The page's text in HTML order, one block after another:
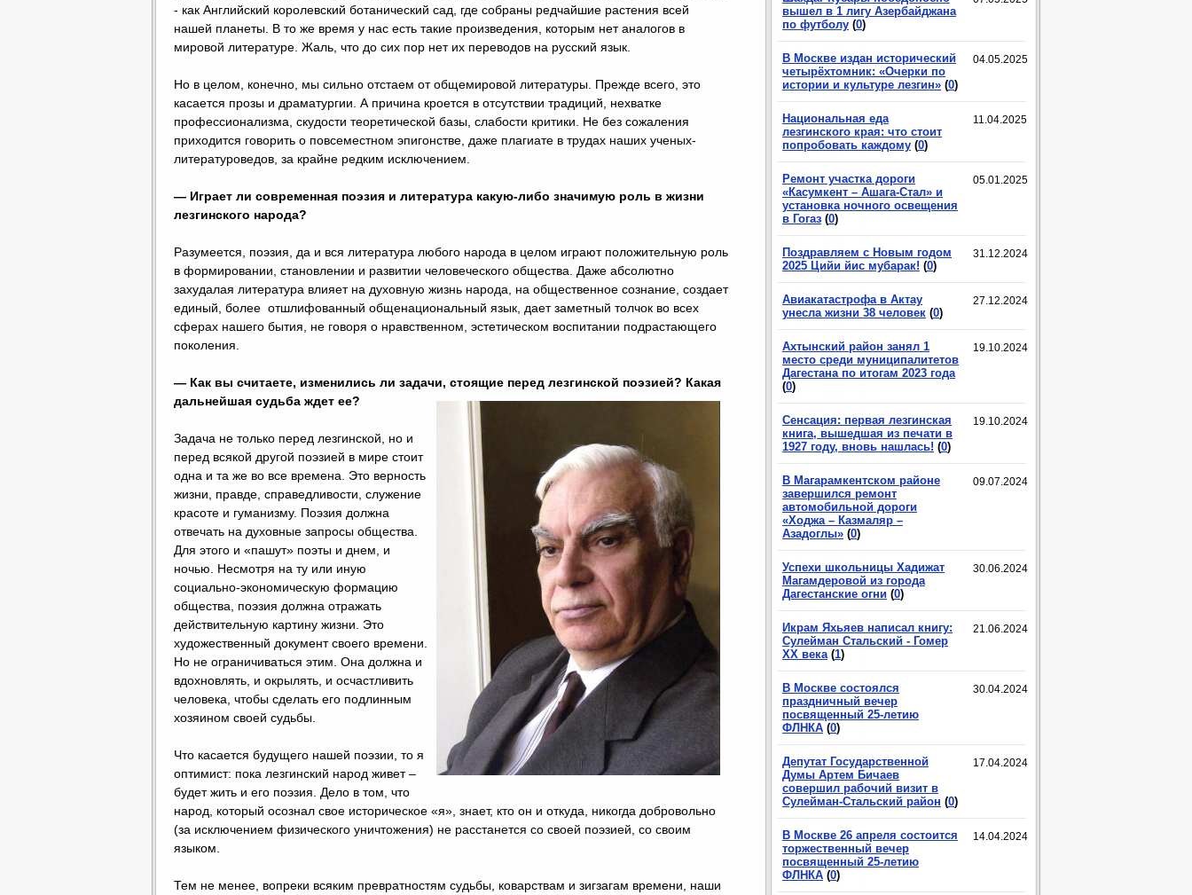
вышел в 1 лигу Азербайджана
по футболу (0)
04.05.2025
В Москве издан исторический
четырёхтомник: «Очерки по
истории и культуре лезгин» (0)
11.04.2025
Национальная еда
лезгинского края: что стоит
попробовать каждому (0)
05.01.2025
Ремонт участка дороги
«Касумкент – Ашага-Стал» и
установка ночного освещения
в Гогаз (0)
31.12.2024
Поздравляем с Новым годом
2025 Цийи йис мубарак! (0)
27.12.2024
Авиакатастрофа в Актау
унесла жизни 38 человек (0)
19.10.2024
Ахтынский район занял 1
место среди муниципалитетов
Дагестана по итогам 2023 года
(0)
19.10.2024
Сенсация: первая лезгинская
книга, вышедшая из печати в
1927 году, вновь нашлась! (0)
09.07.2024
В Магарамкентском районе
завершился ремонт
автомобильной дороги
«Ходжа – Казмаляр –
Азадоглы» (0)
30.06.2024
Успехи школьницы Хадижат
Магамдеровой из города
Дагестанские огни (0)
21.06.2024
Икрам Яхьяев написал книгу:
Сулейман Стальский - Гомер
XX века (1)
30.04.2024
В Москве состоялся
праздничный вечер
посвященный 25-летию
ФЛНКА (0)
17.04.2024
Депутат Государственной
Думы Артем Бичаев
совершил рабочий визит в
Сулейман-Стальский район (0)
14.04.2024
В Москве 26 апреля состоится
торжественный вечер
посвященный 25-летию
ФЛНКА (0)
- как Английский королевский ботанический сад, где собраны редчайшие растения всей
нашей планеты. В то же время у нас есть такие произведения, которым нет аналогов в
мировой литературе. Жаль, что до сих пор нет их переводов на русский язык.
Но в целом, конечно, мы сильно отстаем от общемировой литературы. Прежде всего, это
касается прозы и драматургии. А причина кроется в отсутствии традиций, нехватке
профессионализма, скудости теоретической базы, слабости критики. Не без сожаления
приходится говорить о повсеместном эпигонстве, даже плагиате в трудах наших ученых-
литературоведов, за крайне редким исключением.
— Играет ли современная поэзия и литература какую-либо значимую роль в жизни
лезгинского народа?
Разумеется, поэзия, да и вся литература любого народа в целом играют положительную роль
в формировании, становлении и развитии человеческого общества. Даже абсолютно
захудалая литература влияет на духовную жизнь народа, на общественное сознание, создает
единый, более отшлифованный общенациональный язык, дает заметный толчок во всех
сферах нашего бытия, не говоря о нравственном, эстетическом воспитании подрастающего
поколения.
— Как вы считаете, изменились ли задачи, стоящие перед лезгинской поэзией? Какая
дальнейшая судьба ждет ее?
Задача не только перед лезгинской, но и
перед всякой другой поэзией в мире стоит
одна и та же во все времена. Это верность
жизни, правде, справедливости, служение
красоте и гуманизму. Поэзия должна
отвечать на духовные запросы общества.
Для этого и «пашут» поэты и днем, и
ночью. Несмотря на ту или иную
социально-экономическую формацию
общества, поэзия должна отражать
действительную картину жизни. Это
художественный документ своего времени.
Но не ограничиваться этим. Она должна и
вдохновлять, и окрылять, и осчастливить
человека, чтобы сделать его подлинным
хозяином своей судьбы.
Что касается будущего нашей поэзии, то я
оптимист: пока лезгинский народ живет –
будет жить и его поэзия. Дело в том, что
народ, который осознал свое историческое «я», знает, кто он и откуда, никогда добровольно
(за исключением физического уничтожения) не расстанется со своей поэзией, со своим
языком.
Тем не менее, вопреки всяким превратностям судьбы, коварствам и зигзагам времени, наши